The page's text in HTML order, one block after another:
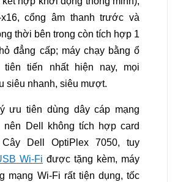
x16, cổng âm thanh trước và
thời bên trong còn tích hợp 1
đẳng cấp; máy chạy bằng ổ
tiên tiến nhất hiện nay, mọi
siêu nhanh, siêu mượt.
ưu tiên dùng dây cáp mạng
nên Dell không tích hợp card
Dell OptiPlex 7050, tuy
Wi-Fi được tặng kèm, máy
mạng Wi-Fi rất tiện dụng, tốc